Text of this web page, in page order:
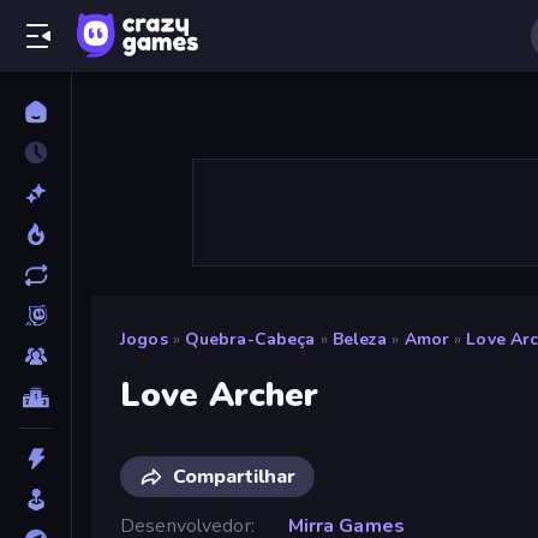
Jogos » Quebra-Cabeça » Beleza » Amor » Love
Love Archer
Compartilhar
Desenvolvedor
Mirra Games